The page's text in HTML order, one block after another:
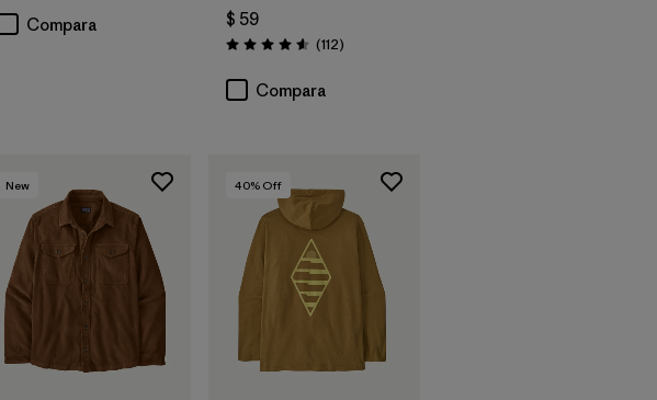
Compara
$ 59
Valoración: 4.6 / 5
(112Comentarios
)
Compara
New 40% Off